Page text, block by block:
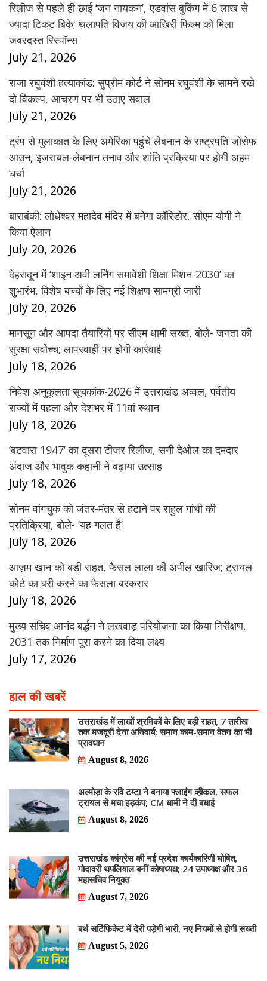
रिलीज से पहले ही छाई ‘जन नायकन’, एडवांस बुकिंग में 6 लाख से
ज्यादा टिकट बिके; थलापति विजय की आखिरी फिल्म को मिला
जबरदस्त रिस्पॉन्स
July 21, 2026
राजा रघुवंशी हत्याकांड: सुप्रीम कोर्ट ने सोनम रघुवंशी के सामने रखे
दो विकल्प, आचरण पर भी उठाए सवाल
July 21, 2026
ट्रंप से मुलाकात के लिए अमेरिका पहुंचे लेबनान के राष्ट्रपति जोसेफ
आउन, इजरायल-लेबनान तनाव और शांति प्रक्रिया पर होगी अहम
चर्चा
July 21, 2026
बाराबंकी: लोधेश्वर महादेव मंदिर में बनेगा कॉरिडोर, सीएम योगी ने
किया ऐलान
July 20, 2026
देहरादून में ‘शाइन अवी लर्निंग समावेशी शिक्षा मिशन-2030’ का
शुभारंभ, विशेष बच्चों के लिए नई शिक्षण सामग्री जारी
July 20, 2026
मानसून और आपदा तैयारियों पर सीएम धामी सख्त, बोले- जनता की
सुरक्षा सर्वोच्च; लापरवाही पर होगी कार्रवाई
July 18, 2026
निवेश अनुकूलता सूचकांक-2026 में उत्तराखंड अव्वल, पर्वतीय
राज्यों में पहला और देशभर में 11वां स्थान
July 18, 2026
‘बटवारा 1947’ का दूसरा टीजर रिलीज, सनी देओल का दमदार
अंदाज और भावुक कहानी ने बढ़ाया उत्साह
July 18, 2026
सोनम वांगचुक को जंतर-मंतर से हटाने पर राहुल गांधी की
प्रतिक्रिया, बोले- ‘यह गलत है’
July 18, 2026
आज़म खान को बड़ी राहत, फैसल लाला की अपील खारिज; ट्रायल
कोर्ट का बरी करने का फैसला बरकरार
July 18, 2026
मुख्य सचिव आनंद बर्द्धन ने लखवाड़ परियोजना का किया निरीक्षण,
2031 तक निर्माण पूरा करने का दिया लक्ष्य
July 17, 2026
हाल की खबरें
उत्तराखंड में लाखों श्रमिकों के लिए बड़ी राहत, 7 तारीख
तक मजदूरी देना अनिवार्य; समान काम-समान वेतन का भी
प्रावधान
August 8, 2026
अल्मोड़ा के रवि टम्टा ने बनाया फ्लाइंग व्हीकल, सफल
ट्रायल से मचा हड़कंप; CM धामी ने दी बधाई
August 8, 2026
उत्तराखंड कांग्रेस की नई प्रदेश कार्यकारिणी घोषित,
गोदावरी थपलियाल बनीं कोषाध्यक्ष; 24 उपाध्यक्ष और 36
महासचिव नियुक्त
August 7, 2026
बर्थ सर्टिफिकेट में देरी पड़ेगी भारी, नए नियमों से होगी सख्ती
August 5, 2026